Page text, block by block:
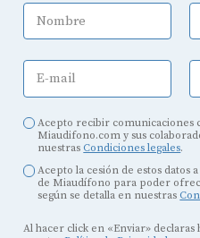
Nombre
E-mail
Acepto recibir comunicaciones
Miaudifono.com y sus
nuestras Condiciones legales.
Acepto la cesión de estos datos
de Miaudífono para poder
según se detalla en nuestras
Al hacer click en «Enviar» declaras